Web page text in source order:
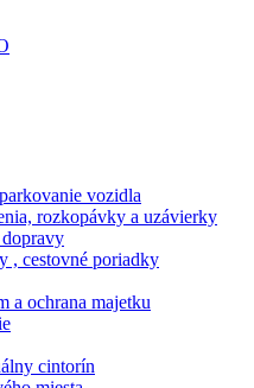
vozidla
rozkopávky a uzávierky
, cestovné poriadky
a ochrana majetku
cintorín